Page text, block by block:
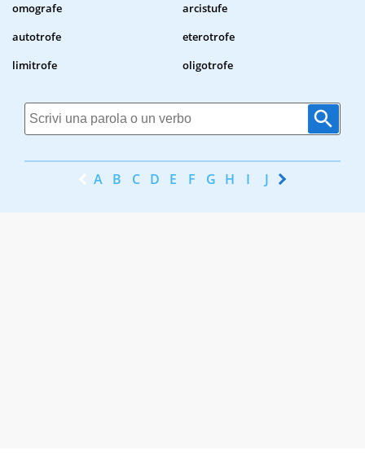
omografe
arcistufe
autotrofe
eterotrofe
limitrofe
oligotrofe
A B C D E F G H I J K